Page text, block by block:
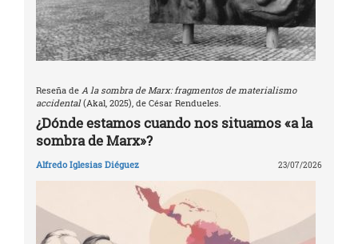
Reseña de A la sombra de Marx: fragmentos de materialismo
accidental(Akal, 2025), de César Rendueles.
¿Dónde estamos cuando nos situamos «a la
sombra de Marx»?
Alfredo Iglesias Diéguez 23/07/2026